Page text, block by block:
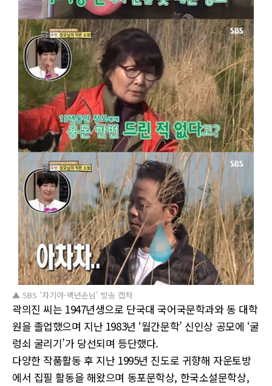
▲ SBS '자기야-백년손님' 방송 캡처
곽의진 씨는 1947년생으로 단국대 국어국문학과와 동 대학
원을 졸업했으며 지난 1983년 ‘월간문학’ 신인상 공모에 ‘굴
렁쇠 굴리기’가 당선되며 등단했다.
다양한 작품활동 후 지난 1995년 진도로 귀향해 자운토방
에서 집필 활동을 해왔으며 동포문학상, 한국소설문학상,